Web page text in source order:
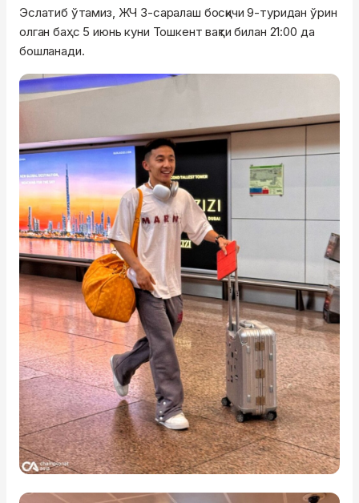
Эслатиб ўтамиз, ЖЧ 3-саралаш босқичи 9-туридан ўрин
олган баҳс 5 июнь куни Тошкент вақти билан 21:00 да
бошланади.